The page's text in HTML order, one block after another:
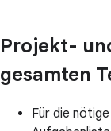
Projekt-
gesamten
Für die